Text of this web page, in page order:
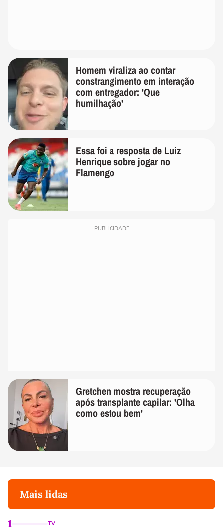
Homem viraliza ao contar
constrangimento em interação
com entregador: 'Que
humilhação'
Essa foi a resposta de Luiz
Henrique sobre jogar no
Flamengo
PUBLICIDADE
Gretchen mostra recuperação
após transplante capilar: 'Olha
como estou bem'
Mais lidas
1 TV